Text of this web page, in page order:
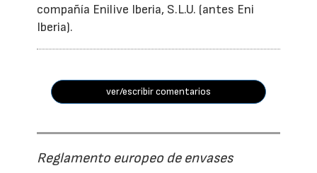
compañía Enilive Iberia, S.L.U. (antes Eni
Iberia).
ver/escribir comentarios
Reglamento europeo de envases